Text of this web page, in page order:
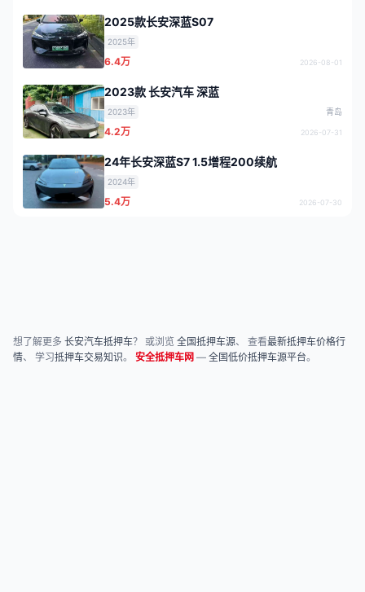
2025款长安深蓝S07
2025年
6.4万 2026-08-01
2023款 长安汽车 深蓝
2023年 青岛
4.2万 2026-07-31
24年长安深蓝S7 1.5增程200续航
2024年
5.4万 2026-07-30
想了解更多 长安汽车抵押车？ 或浏览 全国抵押车源、 查看最新抵押车价格行
情、 学习抵押车交易知识。 安全抵押车网 — 全国低价抵押车源平台。